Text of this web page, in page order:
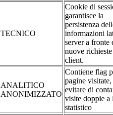
TECNICO
Cookie di
garantisce la
persistenza
informazioni
server a fronte
nuove
client.
ANALITICO
ANONIMIZZATO
Contiene flag
pagine visitate,
evitare di
visite doppie a
statistico